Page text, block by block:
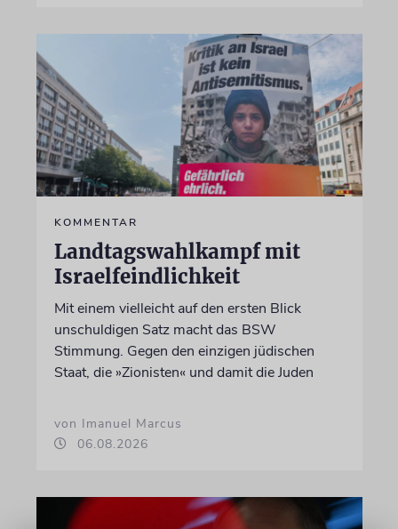
KOMMENTAR
Landtagswahlkampf mit
Israelfeindlichkeit
Mit einem vielleicht auf den ersten Blick
unschuldigen Satz macht das BSW
Stimmung. Gegen den einzigen jüdischen
Staat, die »Zionisten« und damit die Juden
von Imanuel Marcus
06.08.2026